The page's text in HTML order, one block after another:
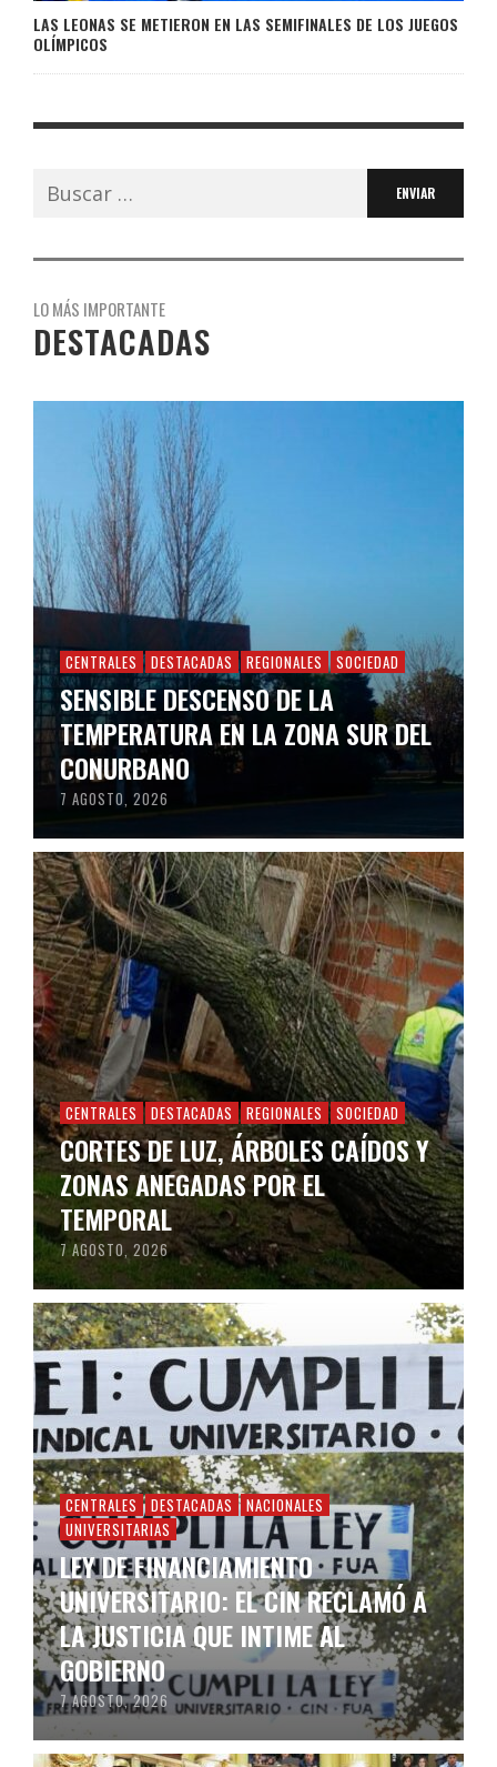
LAS LEONAS SE METIERON EN LAS SEMIFINALES DE LOS JUEGOS
OLÍMPICOS
Buscar:
LO MÁS IMPORTANTE
DESTACADAS
CENTRALES DESTACADAS REGIONALES SOCIEDAD
SENSIBLE DESCENSO DE LA
TEMPERATURA EN LA ZONA SUR DEL
CONURBANO
7 AGOSTO, 2026
CENTRALES DESTACADAS REGIONALES SOCIEDAD
CORTES DE LUZ, ÁRBOLES CAÍDOS Y
ZONAS ANEGADAS POR EL
TEMPORAL
7 AGOSTO, 2026
CENTRALES DESTACADAS
NACIONALES
UNIVERSITARIAS
LEY DE FINANCIAMIENTO
UNIVERSITARIO: EL CIN RECLAMÓ A
LA JUSTICIA QUE INTIME AL
GOBIERNO
7 AGOSTO, 2026